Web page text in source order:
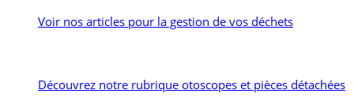
Voir nos articles pour la gestion de vos déchets
Découvrez notre rubrique otoscopes et pièces détachées